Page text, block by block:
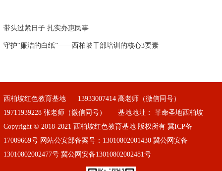
带头过紧日子 扎实办惠民事
守护“廉洁的白纸”——西柏坡干部培训的核心3要素
西柏坡红色教育基地
13933007414 高老师（微信同号）
19711939228 张老师（微信同号）
基地地址： 革命圣地西柏坡
Copyright © 2018-2021 西柏坡红色教育基地 版权所有 冀ICP备
17009669号 网站公安部备案号：13010802001430 冀公网安备
13010802002477号 冀公网安备13010802002481号